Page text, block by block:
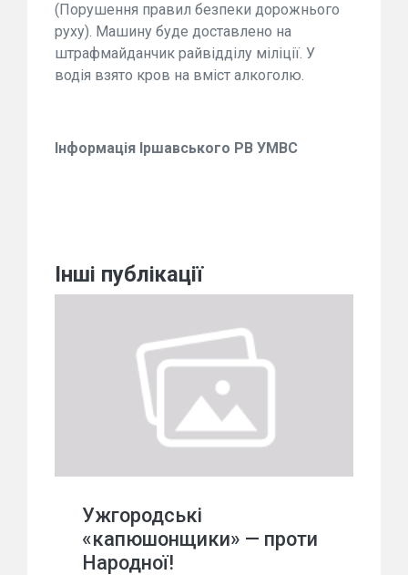
(Порушення правил безпеки дорожнього
руху). Машину буде доставлено на
штрафмайданчик райвідділу міліції. У
водія взято кров на вміст алкоголю.
Інформація Іршавського РВ УМВС
Інші публікації
Ужгородські
«капюшонщики» — проти
Народної!